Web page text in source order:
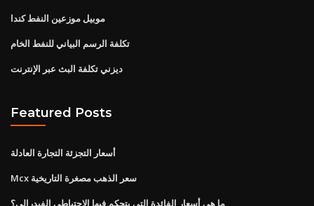
موبيل موزعين النفط كندا
تكلفة الرسم البياني للنفط الخام
ديزني تكلفة البث عبر الإنترنت
Featured Posts
أسعار التجزئة التجارة العادلة
Mcx سعر الذهب مصغرة التاريخية
ما هي أسعار الفائدة التي يتحكم فيها الاحتياطي الفيدرالي؟